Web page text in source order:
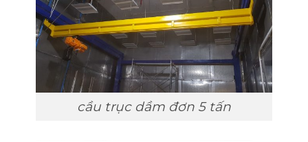
cầu trục dầm đơn 5 tấn